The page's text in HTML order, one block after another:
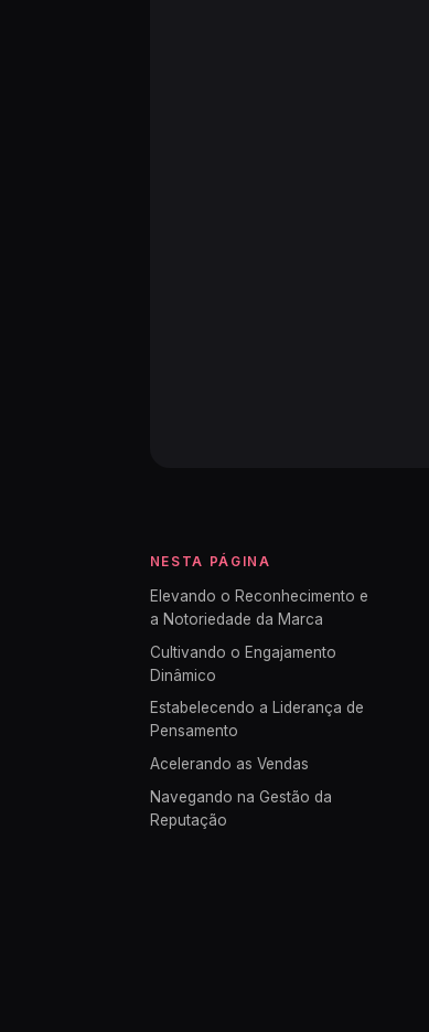
NESTA PÁGINA
Elevando o Reconhecimento e
a Notoriedade da Marca
Cultivando o Engajamento
Dinâmico
Estabelecendo a Liderança de
Pensamento
Acelerando as Vendas
Navegando na Gestão da
Reputação